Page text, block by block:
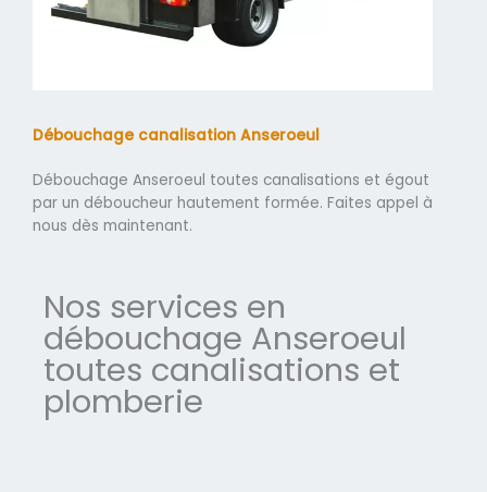
Débouchage canalisation Anseroeul
Débouchage Anseroeul toutes canalisations et égout
par un déboucheur hautement formée. Faites appel à
nous dès maintenant.
Nos services en
débouchage Anseroeul
toutes canalisations et
plomberie